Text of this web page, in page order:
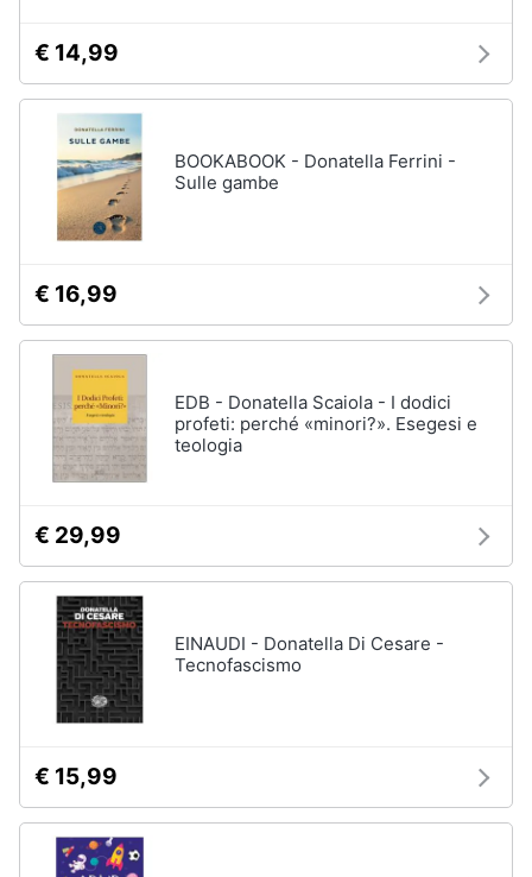
€ 14,99
BOOKABOOK - Donatella Ferrini -
Sulle gambe
€ 16,99
EDB - Donatella Scaiola - I dodici
profeti: perché «minori?». Esegesi e
teologia
€ 29,99
EINAUDI - Donatella Di Cesare -
Tecnofascismo
€ 15,99